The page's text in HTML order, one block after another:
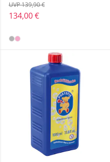
134,00 €
UVP 139,90 €